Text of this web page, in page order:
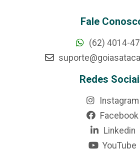
Fale
(62) 4014-
Redes
Instagram
Facebook
Linkedin
YouTube